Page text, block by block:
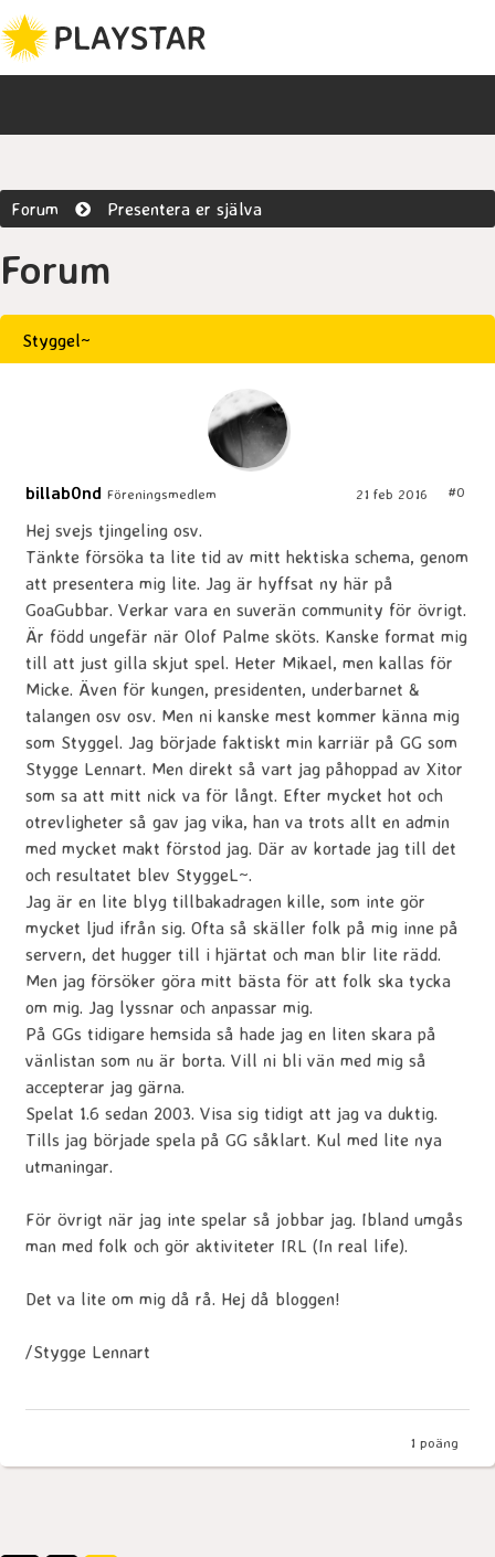
Forum Presentera er själva
Forum
Styggel~
billab0nd Föreningsmedlem 21 feb 2016 #0
Hej svejs tjingeling osv.
Tänkte försöka ta lite tid av mitt hektiska schema, genom
att presentera mig lite. Jag är hyffsat ny här på
GoaGubbar. Verkar vara en suverän community för övrigt.
Är född ungefär när Olof Palme sköts. Kanske format mig
till att just gilla skjut spel. Heter Mikael, men kallas för
Micke. Även för kungen, presidenten, underbarnet &
talangen osv osv. Men ni kanske mest kommer känna mig
som Styggel. Jag började faktiskt min karriär på GG som
Stygge Lennart. Men direkt så vart jag påhoppad av Xitor
som sa att mitt nick va för långt. Efter mycket hot och
otrevligheter så gav jag vika, han va trots allt en admin
med mycket makt förstod jag. Där av kortade jag till det
och resultatet blev StyggeL~.
Jag är en lite blyg tillbakadragen kille, som inte gör
mycket ljud ifrån sig. Ofta så skäller folk på mig inne på
servern, det hugger till i hjärtat och man blir lite rädd.
Men jag försöker göra mitt bästa för att folk ska tycka
om mig. Jag lyssnar och anpassar mig.
På GGs tidigare hemsida så hade jag en liten skara på
vänlistan som nu är borta. Vill ni bli vän med mig så
accepterar jag gärna.
Spelat 1.6 sedan 2003. Visa sig tidigt att jag va duktig.
Tills jag började spela på GG såklart. Kul med lite nya
utmaningar.
För övrigt när jag inte spelar så jobbar jag. Ibland umgås
man med folk och gör aktiviteter IRL (In real life).
Det va lite om mig då rå. Hej då bloggen!
/Stygge Lennart
1 poäng